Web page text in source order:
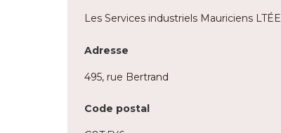
Les Services industriels Mauriciens LTÉE
Adresse
495, rue Bertrand
Code postal